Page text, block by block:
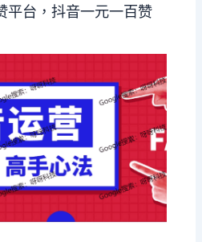
平台，抖音一元一百赞